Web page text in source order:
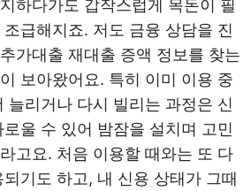
하다가도 갑작스럽게 목돈이 필
급해지죠. 저도 금융 상담을 진
가대출 재대출 증액 정보를 찾는
보아왔어요. 특히 이미 이용 중
늘리거나 다시 빌리는 과정은 신
울 수 있어 밤잠을 설치며 고민
고요. 처음 이용할 때와는 또 다
기도 하고, 내 신용 상태가 그때